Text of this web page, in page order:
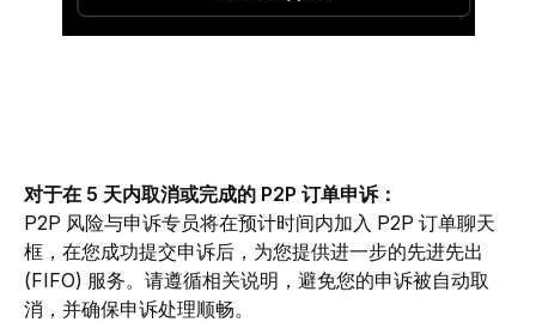
对于在 5 天内取消或完成的 P2P 订单申诉：
P2P 风险与申诉专员将在预计时间内加入 P2P 订单聊天
框，在您成功提交申诉后，为您提供进一步的先进先出
(FIFO) 服务。请遵循相关说明，避免您的申诉被自动取
消，并确保申诉处理顺畅。